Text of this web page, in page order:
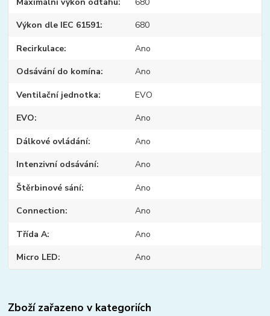
Výkon dle IEC 61591 680
Recirkulace Ano
Odsávání do komína Ano
Ventilační jednotka EVO
EVO Ano
Dálkové ovládání Ano
Intenzivní odsávání Ano
Štěrbinové sání Ano
Connection Ano
Třída A Ano
Micro LED Ano
Zboží zařazeno v kategoriích